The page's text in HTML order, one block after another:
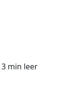
3 min leer